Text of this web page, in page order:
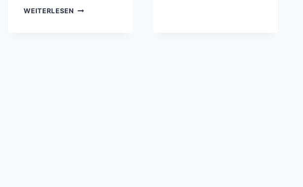
WEITERLESEN BEDEUTENDE